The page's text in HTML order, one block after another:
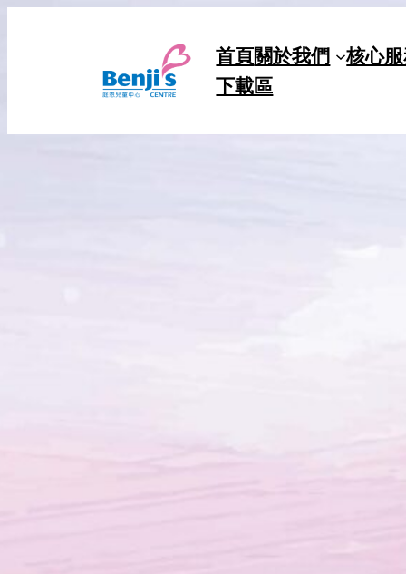
首頁關於我們
核心
下載區